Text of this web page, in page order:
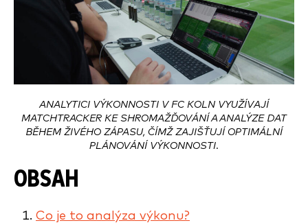
ANALYTICI VÝKONNOSTI V FC KOLN VYUŽÍVAJÍ
MATCHTRACKER KE SHROMAŽĎOVÁNÍ A ANALÝZE DAT
BĚHEM ŽIVÉHO ZÁPASU, ČÍMŽ ZAJIŠŤUJÍ OPTIMÁLNÍ
PLÁNOVÁNÍ VÝKONNOSTI.
OBSAH
Co je to analýza výkonu?